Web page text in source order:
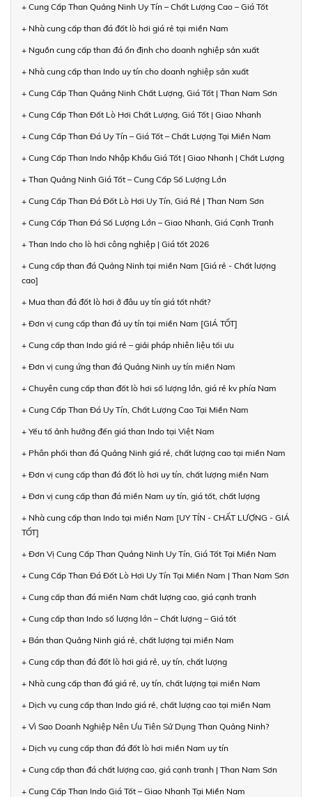
+ Cung Cấp Than Quảng Ninh Uy Tín – Chất Lượng Cao – Giá Tốt
+ Nhà cung cấp than đá đốt lò hơi giá rẻ tại miền Nam
+ Nguồn cung cấp than đá ổn định cho doanh nghiệp sản xuất
+ Nhà cung cấp than Indo uy tín cho doanh nghiệp sản xuất
+ Cung Cấp Than Quảng Ninh Chất Lượng, Giá Tốt | Than Nam Sơn
+ Cung Cấp Than Đốt Lò Hơi Chất Lượng, Giá Tốt | Giao Nhanh
+ Cung Cấp Than Đá Uy Tín – Giá Tốt – Chất Lượng Tại Miền Nam
+ Cung Cấp Than Indo Nhập Khẩu Giá Tốt | Giao Nhanh | Chất Lượng
+ Than Quảng Ninh Giá Tốt – Cung Cấp Số Lượng Lớn
+ Cung Cấp Than Đá Đốt Lò Hơi Uy Tín, Giá Rẻ | Than Nam Sơn
+ Cung Cấp Than Đá Số Lượng Lớn – Giao Nhanh, Giá Cạnh Tranh
+ Than Indo cho lò hơi công nghiệp | Giá tốt 2026
+ Cung cấp than đá Quảng Ninh tại miền Nam [Giá rẻ - Chất lượng
cao]
+ Mua than đá đốt lò hơi ở đâu uy tín giá tốt nhất?
+ Đơn vị cung cấp than đá uy tín tại miền Nam [GIÁ TỐT]
+ Cung cấp than Indo giá rẻ – giải pháp nhiên liệu tối ưu
+ Đơn vị cung ứng than đá Quảng Ninh uy tín miền Nam
+ Chuyên cung cấp than đốt lò hơi số lượng lớn, giá rẻ kv phía Nam
+ Cung Cấp Than Đá Uy Tín, Chất Lượng Cao Tại Miền Nam
+ Yếu tố ảnh hưởng đến giá than Indo tại Việt Nam
+ Phân phối than đá Quảng Ninh giá rẻ, chất lượng cao tại miền Nam
+ Đơn vị cung cấp than đá đốt lò hơi uy tín, chất lượng miền Nam
+ Đơn vị cung cấp than đá miền Nam uy tín, giá tốt, chất lượng
+ Nhà cung cấp than Indo tại miền Nam [UY TÍN - CHẤT LƯỢNG - GIÁ
TỐT]
+ Đơn Vị Cung Cấp Than Quảng Ninh Uy Tín, Giá Tốt Tại Miền Nam
+ Cung Cấp Than Đá Đốt Lò Hơi Uy Tín Tại Miền Nam | Than Nam Sơn
+ Cung cấp than đá miền Nam chất lượng cao, giá cạnh tranh
+ Cung cấp than Indo số lượng lớn – Chất lượng – Giá tốt
+ Bán than Quảng Ninh giá rẻ, chất lượng tại miền Nam
+ Cung cấp than đá đốt lò hơi giá rẻ, uy tín, chất lượng
+ Nhà cung cấp than đá giá rẻ, uy tín, chất lượng tại miền Nam
+ Dịch vụ cung cấp than Indo giá rẻ, chất lượng cao tại miền Nam
+ Vì Sao Doanh Nghiệp Nên Ưu Tiên Sử Dụng Than Quảng Ninh?
+ Dịch vụ cung cấp than đá đốt lò hơi miền Nam uy tín
+ Cung cấp than đá chất lượng cao, giá cạnh tranh | Than Nam Sơn
+ Cung Cấp Than Indo Giá Tốt – Giao Nhanh Tại Miền Nam